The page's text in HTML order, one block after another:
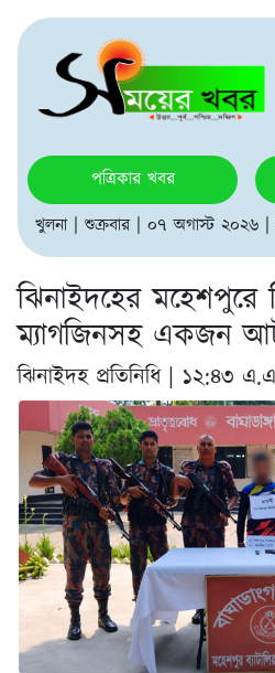
পত্রিকার খবর
খুলনা | শুক্রবার | ০৭ অগাস্ট ২০২৬ |
ঝিনাইদহের মহেশপুরে
ম্যাগজিনসহ একজন
ঝিনাইদহ প্রতিনিধি | ১২:৪৩